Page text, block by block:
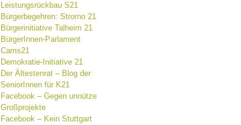
Leistungsrückbau S21
Bürgerbegehren: Strorno 21
Bürgerinitiative Talheim 21
BürgerInnen-Parlament
Cams21
Demokratie-Initiative 21
Der Ältestenrat – Blog der
SeniorInnen für K21
Facebook – Gegen unnütze
Großprojekte
Facebook – Kein Stuttgart